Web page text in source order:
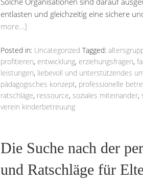
entlasten und gleichzeitig eine sichere
more…]
Posted in: Uncategorized Tagged:
profitieren, entwicklung, erziehungsfragen,
leistungen, liebevoll und unterstützendes
pädagogisches konzept, professionelle
ratschläge, ressource, soziales miteinander,
verein kinderbetreuung
Die Suche nach der
und Ratschläge für